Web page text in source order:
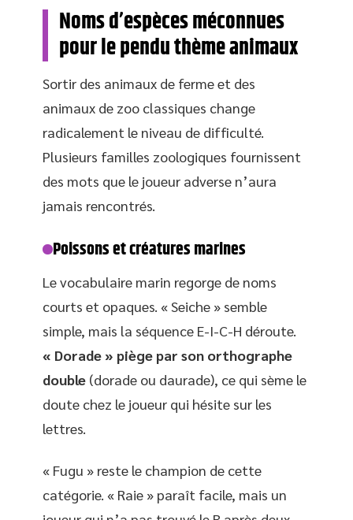
Noms d’espèces méconnues
pour le pendu thème animaux
Sortir des animaux de ferme et des
animaux de zoo classiques change
radicalement le niveau de difficulté.
Plusieurs familles zoologiques fournissent
des mots que le joueur adverse n’aura
jamais rencontrés.
Poissons et créatures marines
Le vocabulaire marin regorge de noms
courts et opaques. « Seiche » semble
simple, mais la séquence E-I-C-H déroute.
« Dorade » piège par son orthographe
double (dorade ou daurade), ce qui sème le
doute chez le joueur qui hésite sur les
lettres.
« Fugu » reste le champion de cette
catégorie. « Raie » paraît facile, mais un